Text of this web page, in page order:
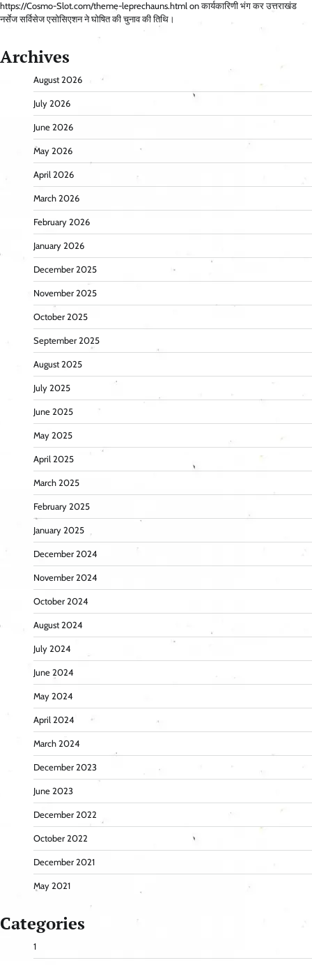
https://Cosmo-Slot.com/theme-leprechauns.html onकार्यकारिणी भंग कर उत्तराखंड
नर्सेज सर्विसेज एसोसिएशन ने घोषित की चुनाव की तिथि।
Archives
August 2026
July 2026
June 2026
May 2026
April 2026
March 2026
February 2026
January 2026
December 2025
November 2025
October 2025
September 2025
August 2025
July 2025
June 2025
May 2025
April 2025
March 2025
February 2025
January 2025
December 2024
November 2024
October 2024
August 2024
July 2024
June 2024
May 2024
April 2024
March 2024
December 2023
June 2023
December 2022
October 2022
December 2021
May 2021
Categories
1